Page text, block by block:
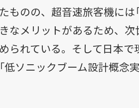
ものの、超音速旅客機には
なメリットがあるため、
られている。そして日本
低ソニックブーム設計概念